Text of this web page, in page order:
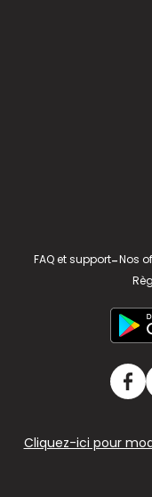
FAQ et support-Nos
Cliquez-ici pour